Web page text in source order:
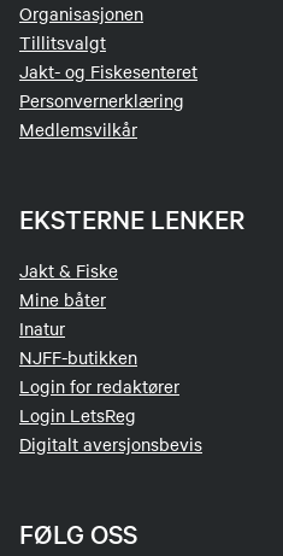
Organisasjonen
Tillitsvalgt
Jakt- og Fiskesenteret
Personvernerklæring
Medlemsvilkår
EKSTERNE LENKER
Jakt & Fiske
Mine båter
Inatur
NJFF-butikken
Login for redaktører
Login LetsReg
Digitalt aversjonsbevis
FØLG OSS